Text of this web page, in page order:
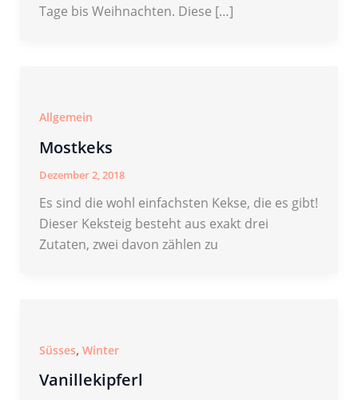
Tage bis Weihnachten. Diese […]
Allgemein
Mostkeks
Dezember 2, 2018
Es sind die wohl einfachsten Kekse, die es gibt!
Dieser Keksteig besteht aus exakt drei
Zutaten, zwei davon zählen zu
Süsses, Winter
Vanillekipferl